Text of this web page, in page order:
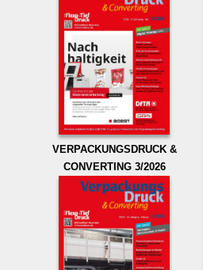
VERPACKUNGSDRUCK &
CONVERTING 3/2026